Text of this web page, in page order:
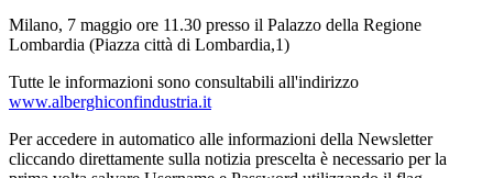
Milano, 7 maggio ore 11.30 presso il Palazzo della Regione
Lombardia (Piazza città di Lombardia,1)
Tutte le informazioni sono consultabili all'indirizzo
www.alberghiconfindustria.it
Per accedere in automatico alle informazioni della Newsletter
cliccando direttamente sulla notizia prescelta è necessario per la